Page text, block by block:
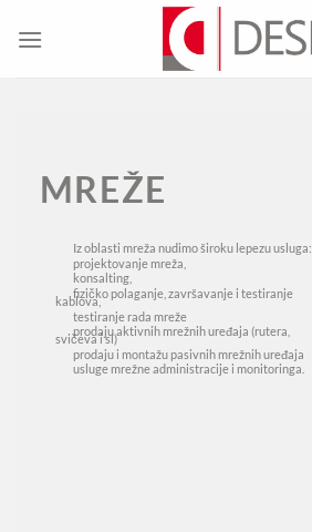
MREŽE
Iz oblasti mreža nudimo široku lepezu usluga:
projektovanje mreža,
konsalting,
fizičko polaganje, završavanje i testiranje
kablova,
testiranje rada mreže
prodaju aktivnih mrežnih uređaja (rutera,
svičeva i sl)
prodaju i montažu pasivnih mrežnih uređaja
usluge mrežne administracije i monitoringa.